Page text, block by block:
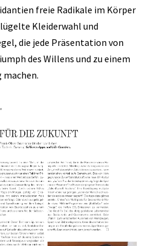
freie Radikale im Körper
Kleiderwahl und
die jede Präsentation von
des Willens und zu einem